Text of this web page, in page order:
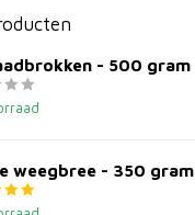
- 500 gram
weegbree - 350 gram